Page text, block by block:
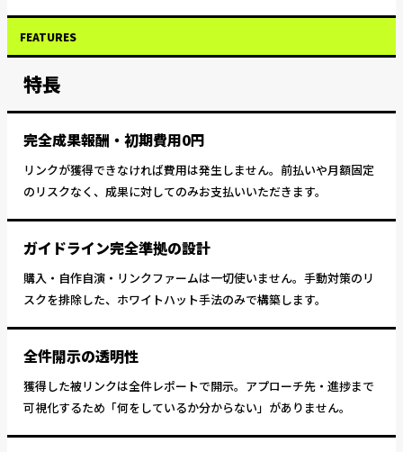
FEATURES
特長
完全成果報酬・初期費用0円
リンクが獲得できなければ費用は発生しません。前払いや月額固定
のリスクなく、成果に対してのみお支払いいただきます。
ガイドライン完全準拠の設計
購入・自作自演・リンクファームは一切使いません。手動対策のリ
スクを排除した、ホワイトハット手法のみで構築します。
全件開示の透明性
獲得した被リンクは全件レポートで開示。アプローチ先・進捗まで
可視化するため「何をしているか分からない」がありません。